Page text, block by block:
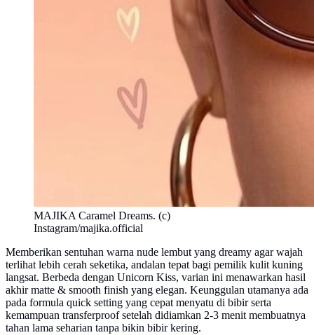
MAJIKA Caramel Dreams. (c)
Instagram/majika.official
Memberikan sentuhan warna nude lembut yang dreamy agar wajah
terlihat lebih cerah seketika, andalan tepat bagi pemilik kulit kuning
langsat. Berbeda dengan Unicorn Kiss, varian ini menawarkan hasil
akhir matte & smooth finish yang elegan. Keunggulan utamanya ada
pada formula quick setting yang cepat menyatu di bibir serta
kemampuan transferproof setelah didiamkan 2-3 menit membuatnya
tahan lama seharian tanpa bikin bibir kering.